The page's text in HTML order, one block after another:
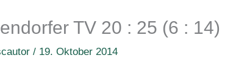
TV 20 : 25 (6 : 14)
/ 19. Oktober 2014